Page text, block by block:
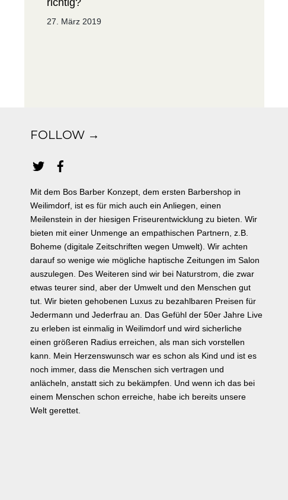
richtig?
27. März 2019
FOLLOW →
Mit dem Bos Barber Konzept, dem ersten Barbershop in
Weilimdorf, ist es für mich auch ein Anliegen, einen
Meilenstein in der hiesigen Friseurentwicklung zu bieten. Wir
bieten mit einer Unmenge an empathischen Partnern, z.B.
Boheme (digitale Zeitschriften wegen Umwelt). Wir achten
darauf so wenige wie mögliche haptische Zeitungen im Salon
auszulegen. Des Weiteren sind wir bei Naturstrom, die zwar
etwas teurer sind, aber der Umwelt und den Menschen gut
tut. Wir bieten gehobenen Luxus zu bezahlbaren Preisen für
Jedermann und Jederfrau an. Das Gefühl der 50er Jahre Live
zu erleben ist einmalig in Weilimdorf und wird sicherliche
einen größeren Radius erreichen, als man sich vorstellen
kann. Mein Herzenswunsch war es schon als Kind und ist es
noch immer, dass die Menschen sich vertragen und
anlächeln, anstatt sich zu bekämpfen. Und wenn ich das bei
einem Menschen schon erreiche, habe ich bereits unsere
Welt gerettet.